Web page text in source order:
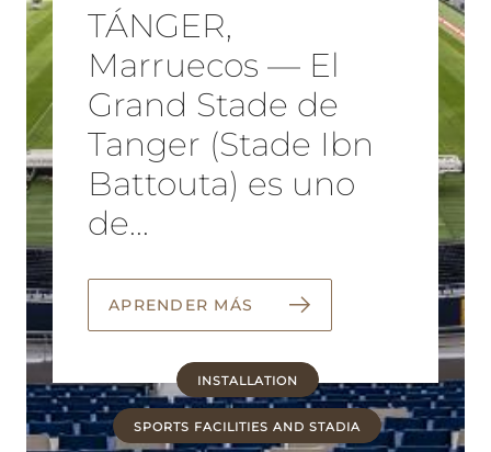
TÁNGER,
Marruecos — El
Grand Stade de
Tanger (Stade Ibn
Battouta) es uno
de...
APRENDER MÁS
INSTALLATION
SPORTS FACILITIES AND STADIA